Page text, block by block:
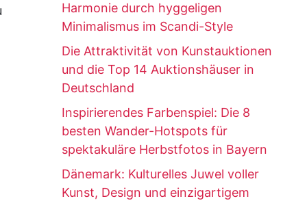
Harmonie durch hyggeligen
Minimalismus im Scandi-Style
Die Attraktivität von Kunstauktionen
und die Top 14 Auktionshäuser in
Deutschland
Inspirierendes Farbenspiel: Die 8
besten Wander-Hotspots für
spektakuläre Herbstfotos in Bayern
Dänemark: Kulturelles Juwel voller
Kunst, Design und einzigartigem